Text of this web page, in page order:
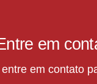
em
em contato